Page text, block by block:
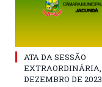
ATA DA SESSÃO
EXTRAORDINÁRIA,
DEZEMBRO DE 2023